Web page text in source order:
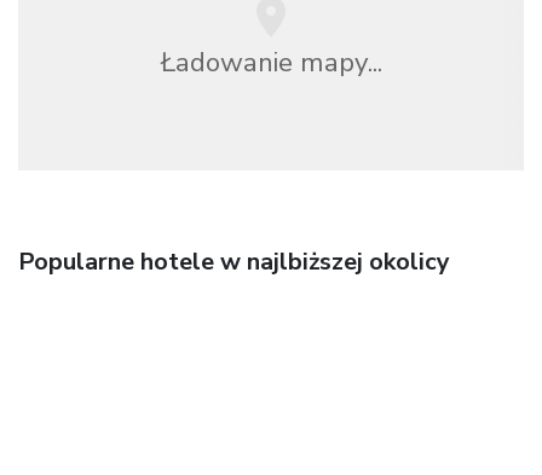
Ładowanie mapy...
Popularne hotele w najlbiższej okolicy